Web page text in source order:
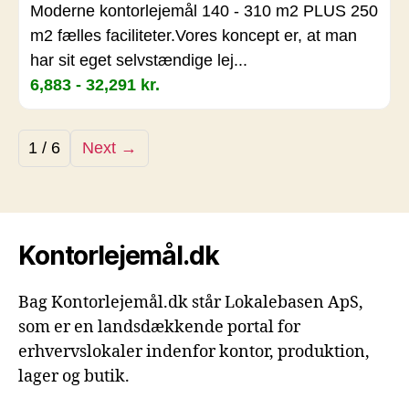
Moderne kontorlejemål 140 - 310 m2 PLUS 250
m2 fælles faciliteter.Vores koncept er, at man
har sit eget selvstændige lej...
6,883 - 32,291 kr.
1 / 6 Next →
Kontorlejemål.dk
Bag Kontorlejemål.dk står Lokalebasen ApS,
som er en landsdækkende portal for
erhvervslokaler indenfor kontor, produktion,
lager og butik.